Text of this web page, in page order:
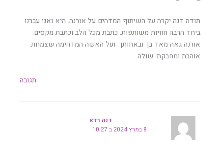
תודה דנה יקרה על השיתוף המדהים על אורנה. היא ואני עברנו
ביחד הרבה חוויות משותפות. כתבת מכל הלב וכתבת מקסים.
אורנה גאה מאד בך ובאחותך. ועל האשה המדהימה שצמחת.
אוהבת ומחבקת. שולה
תגובה
דנה רדא
8 במרץ 2024 ב 10:27